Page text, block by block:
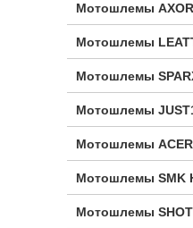
Мотошлемы AXOR
Мотошлемы
Мотошлемы
Мотошлемы
Мотошлемы
Мотошлемы SMK
Мотошлемы SHOT